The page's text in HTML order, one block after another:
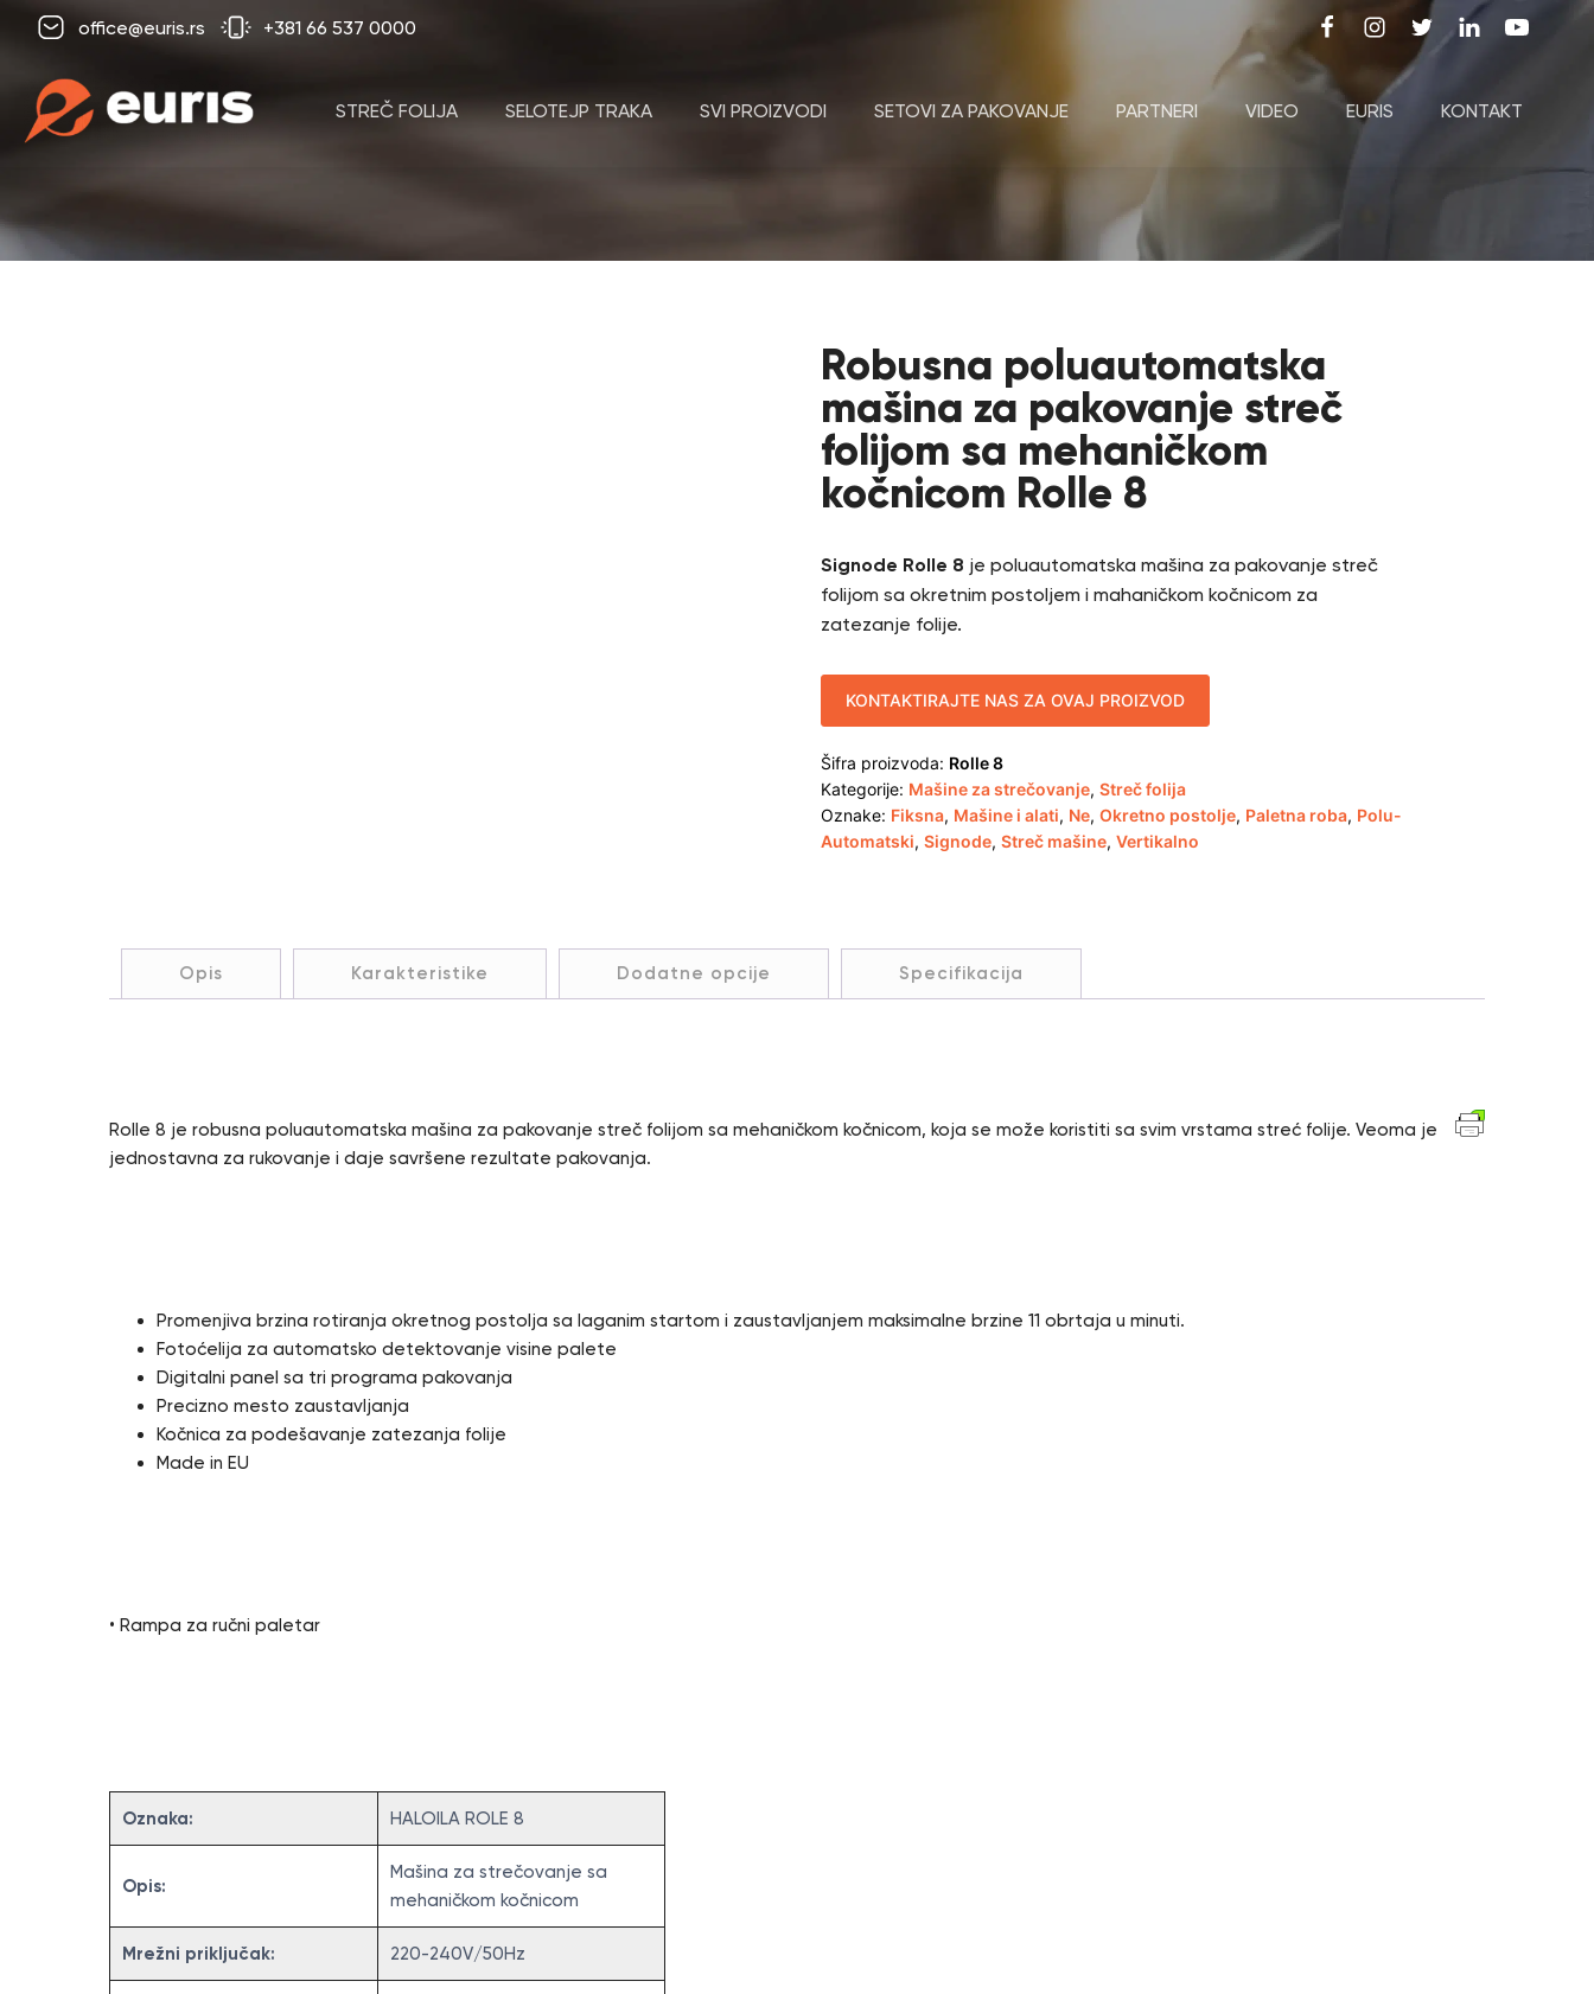
office@euris.rs +381 66 537 0000
STREČ FOLIJA SELOTEJP TRAKA SVI PROIZVODI SETOVI ZA PAKOVANJE PARTNERI VIDEO EURIS KONTAKT
Robusna poluautomatska
mašina za pakovanje streč
folijom sa mehaničkom
kočnicom Rolle 8
Signode Rolle 8 je poluautomatska mašina za pakovanje streč
folijom sa okretnim postoljem i mahaničkom kočnicom za
zatezanje folije.
KONTAKTIRAJTE NAS ZA OVAJ PROIZVOD
Šifra proizvoda: Rolle 8
Kategorije: Mašine za strečovanje, Streč folija
Oznake: Fiksna, Mašine i alati, Ne, Okretno postolje, Paletna roba, Polu-
Automatski, Signode, Streč mašine, Vertikalno
Opis Karakteristike Dodatne opcije Specifikacija
Rolle 8 je robusna poluautomatska mašina za pakovanje streč folijom sa mehaničkom kočnicom, koja se može koristiti sa svim vrstama streć folije. Veoma je
jednostavna za rukovanje i daje savršene rezultate pakovanja.
Promenjiva brzina rotiranja okretnog postolja sa laganim startom i zaustavljanjem maksimalne brzine 11 obrtaja u minuti.
Fotoćelija za automatsko detektovanje visine palete
Digitalni panel sa tri programa pakovanja
Precizno mesto zaustavljanja
Kočnica za podešavanje zatezanja folije
Made in EU
• Rampa za ručni paletar
Oznaka: HALOILA ROLE 8
Opis:
Mašina za strečovanje sa
mehaničkom kočnicom
Mrežni priključak: 220-240V/50Hz